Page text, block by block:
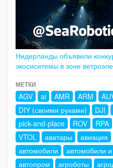
Нидерланды объявили
экосиситемы в зоне
МЕТКИ
AGV ai AMR ARM
DIY (своими руками)
DJI
pick-and-place
ROV RPA
VTOL
аватары авиация
автомобили
автомобили
автопром
агроботы